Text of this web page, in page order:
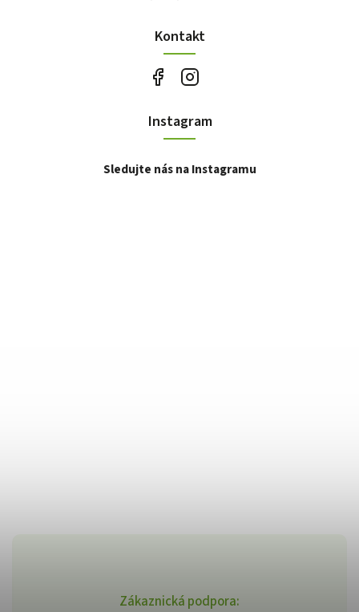
Zákaznická podpora:
Kontakt
Instagram
Sledujte nás na Instagramu